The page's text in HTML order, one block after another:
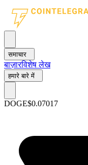
समाचार
बाज़ारविशेष लेख
हमारे बारे में
DOGE$0.07017